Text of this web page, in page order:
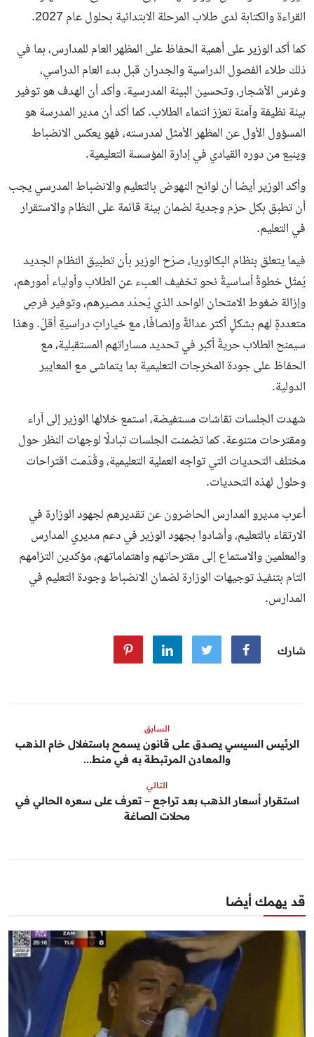
القراءة والكتابة لدى طلاب المرحلة الابتدائية بحلول عام 2027.
كما أكد الوزير على أهمية الحفاظ على المظهر العام للمدارس، بما في
ذلك طلاء الفصول الدراسية والجدران قبل بدء العام الدراسي،
وغرس الأشجار، وتحسين البيئة المدرسية. وأكد أن الهدف هو توفير
بيئة نظيفة وآمنة تعزز انتماء الطلاب. كما أكد أن مدير المدرسة هو
المسؤول الأول عن المظهر الأمثل لمدرسته، فهو يعكس الانضباط
وينبع من دوره القيادي في إدارة المؤسسة التعليمية.
وأكد الوزير أيضا أن لوائح النهوض بالتعليم والانضباط المدرسي يجب
أن تطبق بكل حزم وجدية لضمان بيئة قائمة على النظام والاستقرار
في التعليم.
فيما يتعلق بنظام البكالوريا، صرّح الوزير بأن تطبيق النظام الجديد
يُمثّل خطوةً أساسيةً نحو تخفيف العبء عن الطلاب وأولياء أمورهم،
وإزالة ضغوط الامتحان الواحد الذي يُحدّد مصيرهم، وتوفير فرصٍ
متعددةٍ لهم بشكلٍ أكثر عدالةً وإنصافًا، مع خياراتٍ دراسيةٍ أقلّ. وهذا
سيمنح الطلاب حريةً أكبر في تحديد مساراتهم المستقبلية، مع
الحفاظ على جودة المخرجات التعليمية بما يتماشى مع المعايير
الدولية.
شهدت الجلسات نقاشات مستفيضة، استمع خلالها الوزير إلى آراء
ومقترحات متنوعة. كما تضمنت الجلسات تبادلًا لوجهات النظر حول
مختلف التحديات التي تواجه العملية التعليمية، وقُدّمت اقتراحات
وحلول لهذه التحديات.
أعرب مديرو المدارس الحاضرون عن تقديرهم لجهود الوزارة في
الارتقاء بالتعليم، وأشادوا بجهود الوزير في دعم مديري المدارس
والمعلمين والاستماع إلى مقترحاتهم واهتماماتهم، مؤكدين التزامهم
التام بتنفيذ توجيهات الوزارة لضمان الانضباط وجودة التعليم في
المدارس.
شارك
السابق
الرئيس السيسي يصدق على قانون يسمح باستغلال خام الذهب
والمعادن المرتبطة به في منط...
التالي
استقرار أسعار الذهب بعد تراجع – تعرف على سعره الحالي في
محلات الصاغة
قد يهمك أيضا